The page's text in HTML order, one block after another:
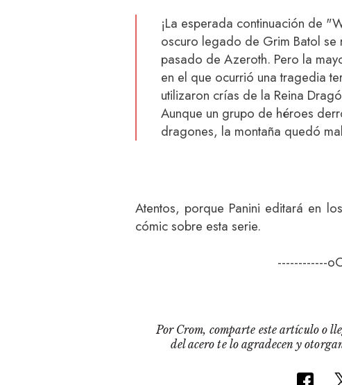
¡La esperada continuación de
oscuro legado de Grim Batol se
pasado de Azeroth. Pero la
en el que ocurrió una tragedia
utilizaron crías de la Reina
Aunque un grupo de héroes
dragones, la montaña quedó
Atentos, porque Panini editará en
cómic sobre esta serie.
------------
Por Crom, comparte este artículo o
del acero te lo agradecen y